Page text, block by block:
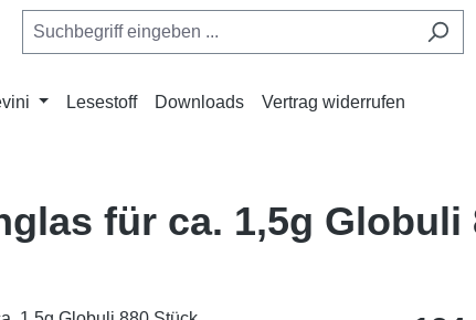
Lesestoff Downloads Vertrag widerrufen
für ca. 1,5g Globuli